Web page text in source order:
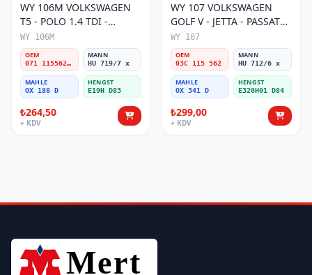
WY 106M VOLKSWAGEN
T5 - POLO 1.4 TDI -
PASSAT- JETTA 071 115562
A Yağ Filtresi
WY 106M
OEM
071 115562 A
MANN
HU 719/7 x
MAHLE
OX 188 D
HENGST
E19H D83
₺264,50
+ KDV
WY 107 VOLKSWAGEN
GOLF V - JETTA - PASSAT
1.6 FSI BENZİNLİ 03C 115
562 Yağ Filtresi
WY 107
OEM
03C 115 562
MANN
HU 712/6 x
MAHLE
OX 341 D
HENGST
E320H01 D84
₺299,00
+ KDV